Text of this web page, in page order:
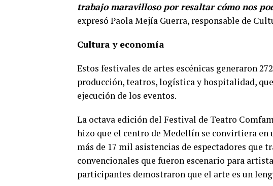
trabajo maravilloso por resaltar cómo nos
expresó Paola Mejía Guerra, responsable de
Cultura y economía
Estos festivales de artes escénicas generaron
producción, teatros, logística y hospitalidad,
ejecución de los eventos.
La octava edición del Festival de Teatro
hizo que el centro de Medellín se convirtiera
más de 17 mil asistencias de espectadores que
convencionales que fueron escenario para
participantes demostraron que el arte es un